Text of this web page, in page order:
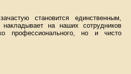
становится единственным,
на наших сотрудников
профессионального, но и чисто